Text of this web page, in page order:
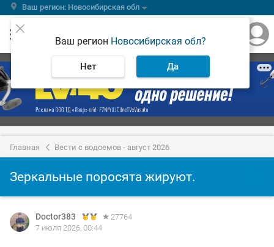
Ваш регион: Новосибирская обл
Ваш регион Новосибирская обл?
Нет Да
Главная Вести с водоемов - август 2026
Зеркальные поросята жируют.
Doctor383
27764
7 июля 2026, 00:44